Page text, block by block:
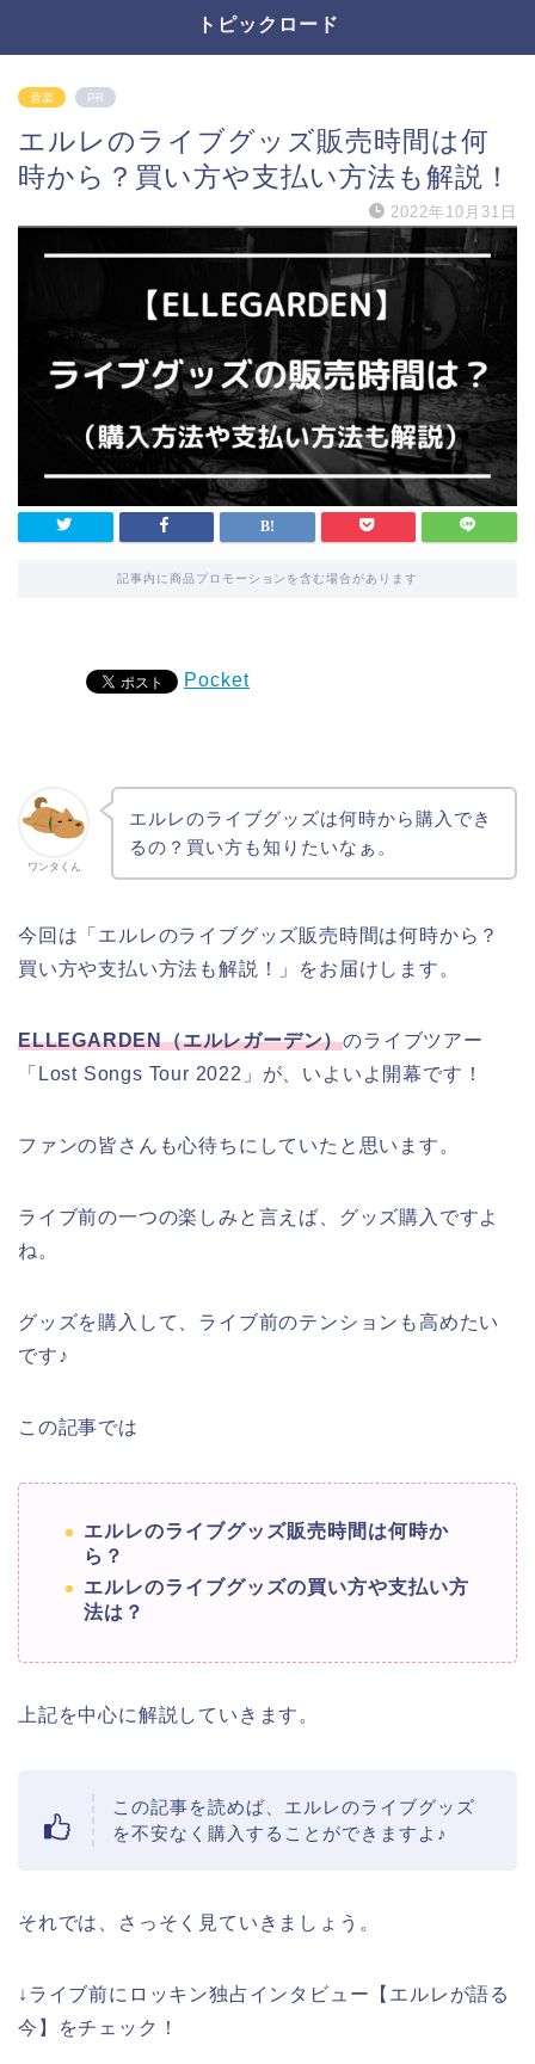
トピックロード
音楽 PR
エルレのライブグッズ販売時間は何
時から？買い方や支払い方法も解説！
2022年10月31日
記事内に商品プロモーションを含む場合があります
Pocket
ワンタくん
エルレのライブグッズは何時から購入でき
るの？買い方も知りたいなぁ。
今回は「エルレのライブグッズ販売時間は何時から？
買い方や支払い方法も解説！」をお届けします。
ELLEGARDEN（エルレガーデン）のライブツアー
「Lost Songs Tour 2022」が、いよいよ開幕です！
ファンの皆さんも心待ちにしていたと思います。
ライブ前の一つの楽しみと言えば、グッズ購入ですよ
ね。
グッズを購入して、ライブ前のテンションも高めたい
です♪
この記事では
エルレのライブグッズ販売時間は何時か
ら？
エルレのライブグッズの買い方や支払い方
法は？
上記を中心に解説していきます。
この記事を読めば、エルレのライブグッズ
を不安なく購入することができますよ♪
それでは、さっそく見ていきましょう。
↓ライブ前にロッキン独占インタビュー【エルレが語る
今】をチェック！